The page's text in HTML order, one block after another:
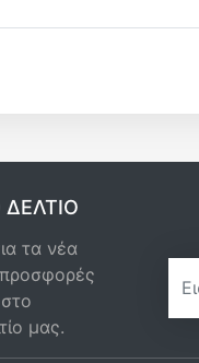
τα νέα
προσφορές
μας.